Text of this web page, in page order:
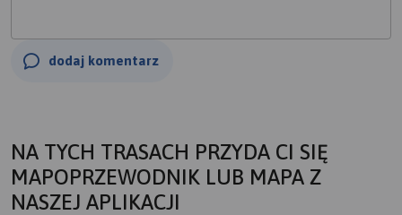
dodaj komentarz
NA TYCH TRASACH PRZYDA CI SIĘ
MAPOPRZEWODNIK LUB MAPA Z
NASZEJ APLIKACJI